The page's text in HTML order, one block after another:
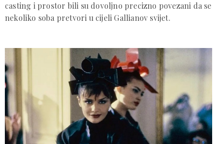
casting i prostor bili su dovoljno precizno povezani da se
nekoliko soba pretvori u cijeli Gallianov svijet.